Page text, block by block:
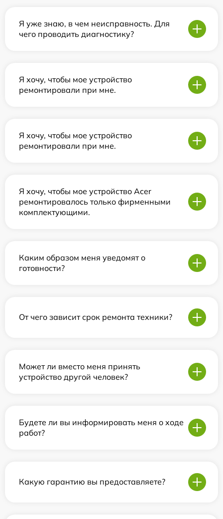
Я уже знаю, в чем неисправность. Для
чего проводить диагностику?
Я хочу, чтобы мое устройство
ремонтировали при мне.
Я хочу, чтобы мое устройство
ремонтировали при мне.
Я хочу, чтобы мое устройство Acer
ремонтировалось только фирменными
комплектующими.
Каким образом меня уведомят о
готовности?
От чего зависит срок ремонта техники?
Может ли вместо меня принять
устройство другой человек?
Будете ли вы информировать меня о ходе
работ?
Какую гарантию вы предоставляете?